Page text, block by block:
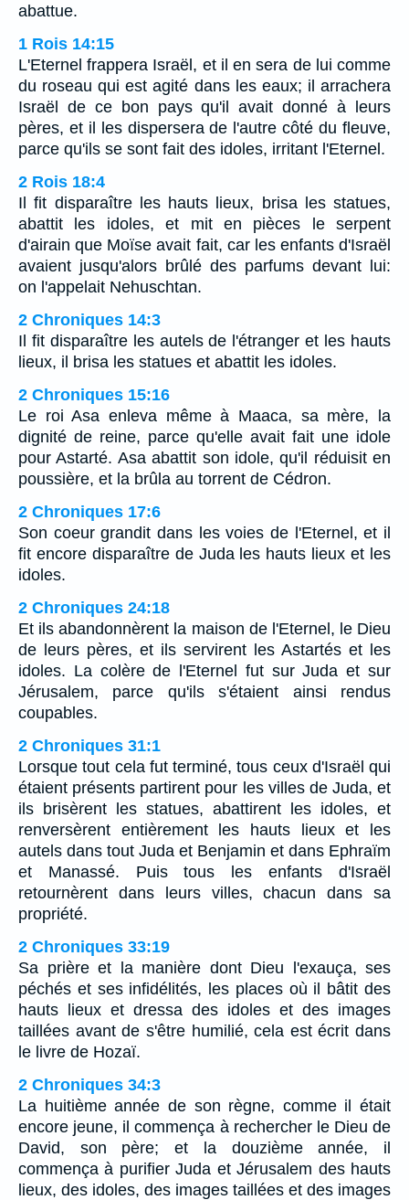
abattue.
1 Rois 14:15
L'Eternel frappera Israël, et il en sera de lui comme
du roseau qui est agité dans les eaux; il arrachera
Israël de ce bon pays qu'il avait donné à leurs
pères, et il les dispersera de l'autre côté du fleuve,
parce qu'ils se sont fait des idoles, irritant l'Eternel.
2 Rois 18:4
Il fit disparaître les hauts lieux, brisa les statues,
abattit les idoles, et mit en pièces le serpent
d'airain que Moïse avait fait, car les enfants d'Israël
avaient jusqu'alors brûlé des parfums devant lui:
on l'appelait Nehuschtan.
2 Chroniques 14:3
Il fit disparaître les autels de l'étranger et les hauts
lieux, il brisa les statues et abattit les idoles.
2 Chroniques 15:16
Le roi Asa enleva même à Maaca, sa mère, la
dignité de reine, parce qu'elle avait fait une idole
pour Astarté. Asa abattit son idole, qu'il réduisit en
poussière, et la brûla au torrent de Cédron.
2 Chroniques 17:6
Son coeur grandit dans les voies de l'Eternel, et il
fit encore disparaître de Juda les hauts lieux et les
idoles.
2 Chroniques 24:18
Et ils abandonnèrent la maison de l'Eternel, le Dieu
de leurs pères, et ils servirent les Astartés et les
idoles. La colère de l'Eternel fut sur Juda et sur
Jérusalem, parce qu'ils s'étaient ainsi rendus
coupables.
2 Chroniques 31:1
Lorsque tout cela fut terminé, tous ceux d'Israël qui
étaient présents partirent pour les villes de Juda, et
ils brisèrent les statues, abattirent les idoles, et
renversèrent entièrement les hauts lieux et les
autels dans tout Juda et Benjamin et dans Ephraïm
et Manassé. Puis tous les enfants d'Israël
retournèrent dans leurs villes, chacun dans sa
propriété.
2 Chroniques 33:19
Sa prière et la manière dont Dieu l'exauça, ses
péchés et ses infidélités, les places où il bâtit des
hauts lieux et dressa des idoles et des images
taillées avant de s'être humilié, cela est écrit dans
le livre de Hozaï.
2 Chroniques 34:3
La huitième année de son règne, comme il était
encore jeune, il commença à rechercher le Dieu de
David, son père; et la douzième année, il
commença à purifier Juda et Jérusalem des hauts
lieux, des idoles, des images taillées et des images